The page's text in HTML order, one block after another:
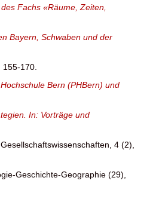
Fachs «Räume, Zeiten,
Bayern, Schwaben und der
155-170.
Bern (PHBern) und
In: Vorträge und
4 (2),
Geschichte-Geographie (29),